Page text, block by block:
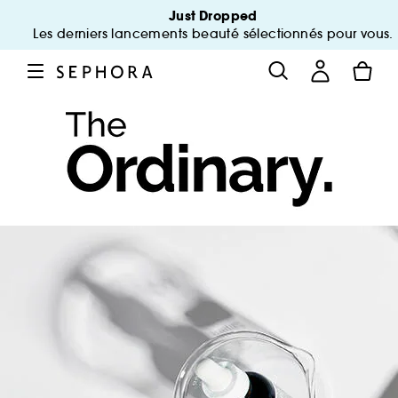
Just Dropped
Les derniers lancements beauté sélectionnés pour vous.